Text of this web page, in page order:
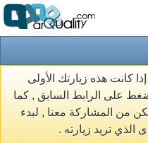
كانت هذه زيارتك الأولى
على الرابط السابق , كما
من المشاركة معنا , لبدء
الذي تريد زيارته .